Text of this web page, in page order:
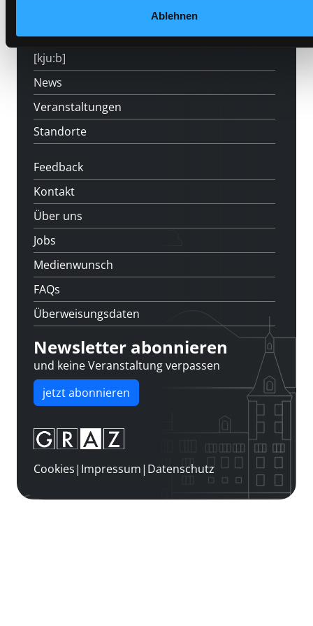
Ablehnen
LABUKA
[kju:b]
News
Veranstaltungen
Standorte
Feedback
Kontakt
Über uns
Jobs
Medienwunsch
FAQs
Überweisungsdaten
Newsletter abonnieren
und keine Veranstaltung verpassen
jetzt abonnieren
Cookies| Impressum| Datenschutz